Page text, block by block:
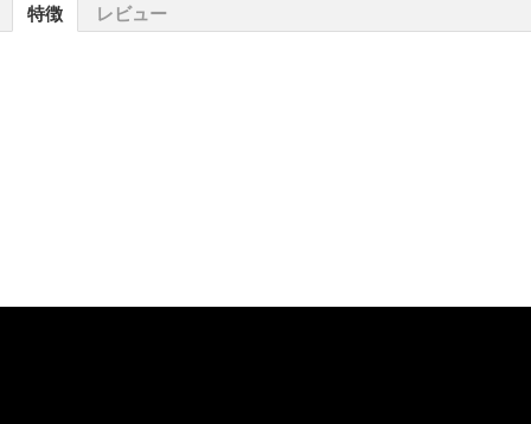
特徴 レビュー